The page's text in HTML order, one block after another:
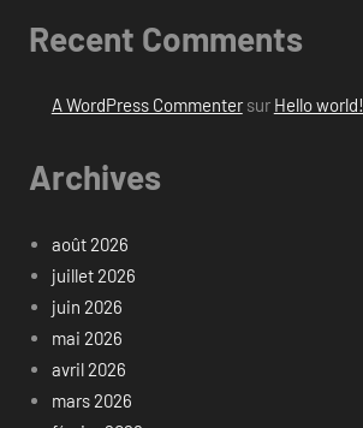
Recent Comments
A WordPress Commentersur Hello world!
Archives
août 2026
juillet 2026
juin 2026
mai 2026
avril 2026
mars 2026